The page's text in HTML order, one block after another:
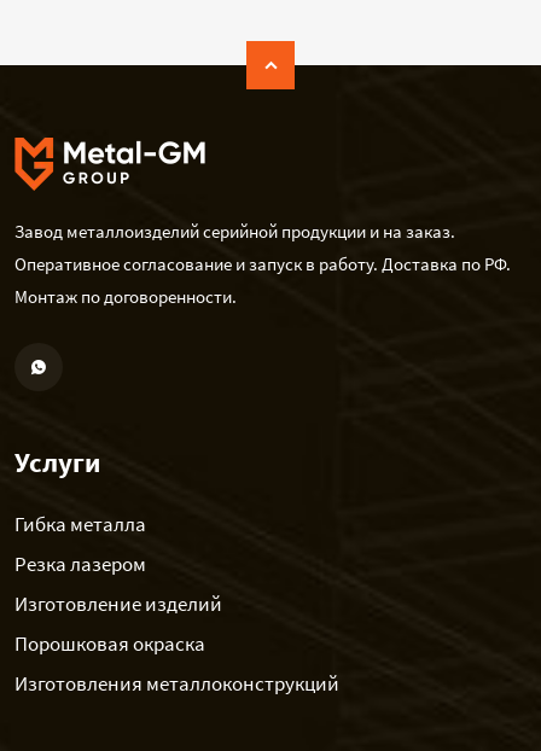
Завод металлоизделий серийной продукции и на заказ.
Оперативное согласование и запуск в работу. Доставка по РФ.
Монтаж по договоренности.
Услуги
Гибка металла
Резка лазером
Изготовление изделий
Порошковая окраска
Изготовления металлоконструкций